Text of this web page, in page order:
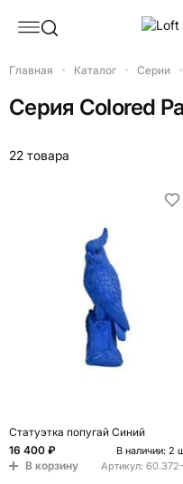
Главная Каталог Серии
Серия Colored
22 товара
Статуэтка попугай Синий
16 400 ₽
В наличии: 2
В корзину Артикул: